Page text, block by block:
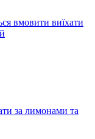
вмовити виїхати
за лимонами та